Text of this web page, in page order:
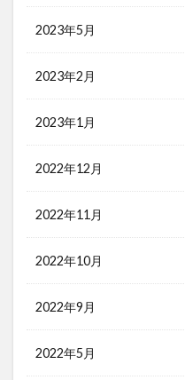
2023年5月
2023年2月
2023年1月
2022年12月
2022年11月
2022年10月
2022年9月
2022年5月